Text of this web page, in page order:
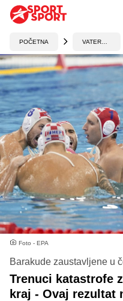
POČETNA
Foto - EPA
Barakude zaustavljene u
Trenuci katastrofe
kraj - Ovaj rezultat